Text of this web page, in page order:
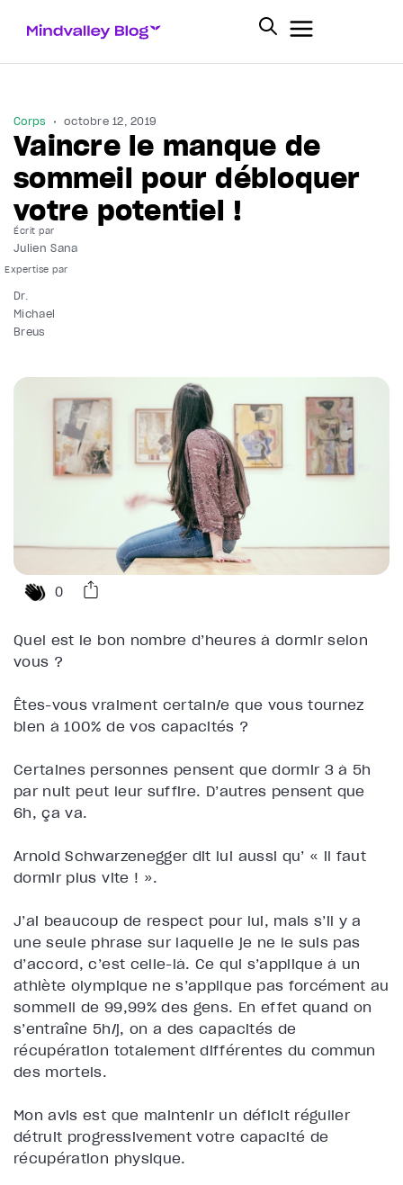
Corps octobre 12, 2019
Vaincre le manque de
sommeil pour débloquer
votre potentiel !
Écrit par
Julien Sana
Dr.
Michael
Breus
0
Quel est le bon nombre d’heures à dormir selon
vous ?
Êtes-vous vraiment certain/e que vous tournez
bien à 100% de vos capacités ?
Certaines personnes pensent que dormir 3 à 5h
par nuit peut leur suffire. D’autres pensent que
6h, ça va.
Arnold Schwarzenegger dit lui aussi qu’ « il faut
dormir plus vite ! ».
J’ai beaucoup de respect pour lui, mais s’il y a
une seule phrase sur laquelle je ne le suis pas
d’accord, c’est celle-là. Ce qui s’applique à un
athlète olympique ne s’applique pas forcément au
sommeil de 99,99% des gens. En effet quand on
s’entraîne 5h/j, on a des capacités de
récupération totalement différentes du commun
des mortels.
Mon avis est que maintenir un déficit régulier
détruit progressivement votre capacité de
récupération physique.